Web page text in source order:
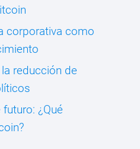
corporativa como
reducción de
¿Qué